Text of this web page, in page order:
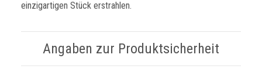
einzigartigen Stück erstrahlen.
Angaben zur Produktsicherheit